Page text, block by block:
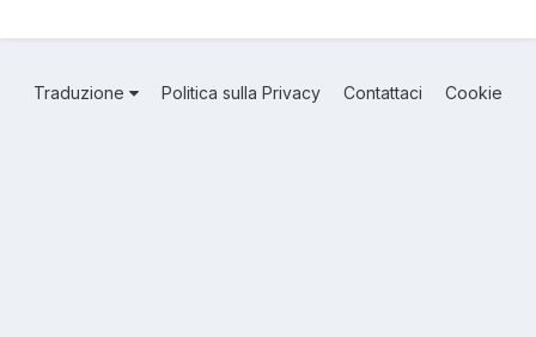
Traduzione Politica sulla Privacy Contattaci Cookie